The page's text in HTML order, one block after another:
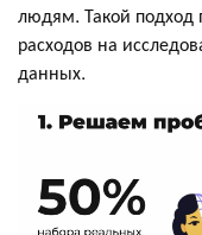
людям. Такой подход
расходов на
данных.